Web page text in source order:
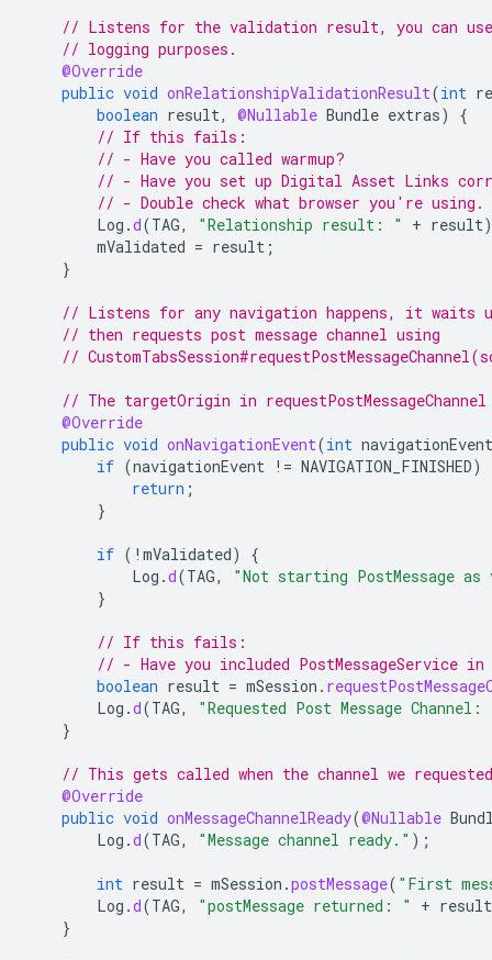
// Listens for the validation result, you can
// logging purposes.
@Override
public void onRelationshipValidationResult(int
boolean result, @Nullable Bundle extras)
{
// If this fails:
// - Have you called warmup?
// - Have you set up Digital Asset Links
// - Double check what browser you're using.
Log .d(TAG, "Relationship result: " + result
mValidated = result ;
}
// Listens for any navigation happens, it waits
// then requests post message channel using
//
// The targetOrigin in
@Override
public void onNavigationEvent(int navigationEvent
if (navigationEvent != NAVIGATION_FINISHED)
return ;
}
if ( ! mValidated)
{
Log .d(TAG,
"Not starting PostMessage
}
// If this fails:
// - Have you included PostMessageService
boolean result = mSession .
Log .d(TAG,
"Requested Post Message
}
// This gets called when the channel we
@Override
public void onMessageChannelReady(@Nullable
Log .d(TAG, "Message channel ready." );
int result = mSession .postMessage( "First
Log .d(TAG, "postMessage returned: " + result
}